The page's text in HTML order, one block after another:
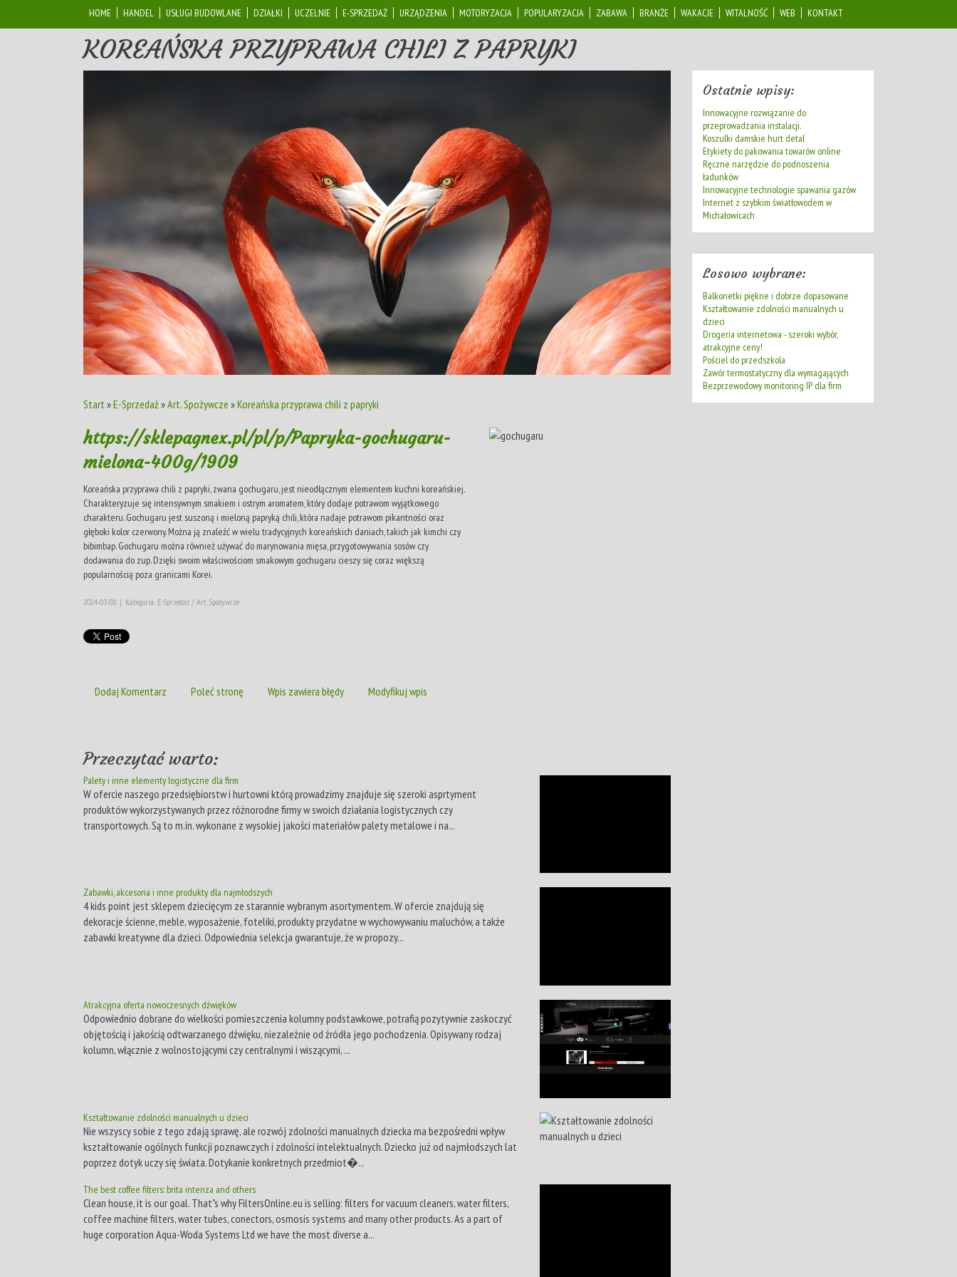
HOME HANDEL USŁUGI BUDOWLANE DZIAŁKI UCZELNIE E-SPRZEDAŻ URZĄDZENIA MOTORYZACJA POPULARYZACJA ZABAWA BRANŻE WAKACJE WITALNOŚĆ WEB KONTAKT
KOREAŃSKA PRZYPRAWA CHILI Z PAPRYKI
Start »E-Sprzedaż»Art. Spożywcze »Koreańska przyprawa chili z papryki
https://sklepagnex.pl/pl/p/Papryka-gochugaru-
mielona-400g/1909
Koreańska przyprawa chili z papryki, zwana gochugaru, jest nieodłącznym elementem kuchni koreańskiej.
Charakteryzuje się intensywnym smakiem i ostrym aromatem, który dodaje potrawom wyjątkowego
charakteru. Gochugaru jest suszoną i mieloną papryką chili, która nadaje potrawom pikantności oraz
głęboki kolor czerwony. Można ją znaleźć w wielu tradycyjnych koreańskich daniach, takich jak kimchi czy
bibimbap. Gochugaru można również używać do marynowania mięsa, przygotowywania sosów czy
dodawania do zup. Dzięki swoim właściwościom smakowym gochugaru cieszy się coraz większą
popularnością poza granicami Korei.
2024-03-08 | Kategoria: E-Sprzedaż / Art. Spożywcze
Dodaj Komentarz Poleć stronę Wpis zawiera błędy Modyfikuj wpis
Przeczytać warto:
Palety i inne elementy logistyczne dla firm
W ofercie naszego przedsiębiorstw i hurtowni którą prowadzimy znajduje się szeroki asprtyment
produktów wykorzystywanych przez różnorodne firmy w swoich działania logistycznych czy
transportowych. Są to m.in. wykonane z wysokiej jakości materiałów palety metalowe i na...
Zabawki, akcesoria i inne produkty dla najmłodszych
4 kids point jest sklepem dziecięcym ze starannie wybranym asortymentem. W ofercie znajdują się
dekoracje ścienne, meble, wyposażenie, foteliki, produkty przydatne w wychowywaniu maluchów, a także
zabawki kreatywne dla dzieci. Odpowiednia selekcja gwarantuje, że w propozy...
Atrakcyjna oferta nowoczesnych dźwięków
Odpowiednio dobrane do wielkości pomieszczenia kolumny podstawkowe, potrafią pozytywnie zaskoczyć
objętością i jakością odtwarzanego dźwięku, niezależnie od źródła jego pochodzenia. Opisywany rodzaj
kolumn, włącznie z wolnostojącymi czy centralnymi i wiszącymi, ...
Kształtowanie zdolności manualnych u dzieci
Nie wszyscy sobie z tego zdają sprawę, ale rozwój zdolności manualnych dziecka ma bezpośredni wpływ
kształtowanie ogólnych funkcji poznawczych i zdolności intelektualnych. Dziecko już od najmłodszych lat
poprzez dotyk uczy się świata. Dotykanie konkretnych przedmiot�...
The best coffee filters: brita intenza and others
Clean house, it is our goal. That"s why FiltersOnline.eu is selling: filters for vacuum cleaners, water filters,
coffee machine filters, water tubes, conectors, osmosis systems and many other products. As a part of
huge corporation Aqua-Woda Systems Ltd we have the most diverse a...
Ostatnie wpisy:
Innowacyjne rozwiązanie do
przeprowadzania instalacji.
Koszulki damskie hurt detal
Etykiety do pakowania towarów online
Ręczne narzędzie do podnoszenia
ładunków
Innowacyjne technologie spawania gazów
Internet z szybkim światłowodem w
Michałowicach
Losowo wybrane:
Balkonetki piękne i dobrze dopasowane
Kształtowanie zdolności manualnych u
dzieci
Drogeria internetowa - szeroki wybór,
atrakcyjne ceny!
Pościel do przedszkola
Zawór termostatyczny dla wymagających
Bezprzewodowy monitoring IP dla firm